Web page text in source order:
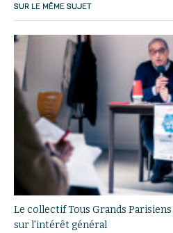
SUR LE MÊME SUJET
Le collectif Tous Grands
sur l’intérêt général